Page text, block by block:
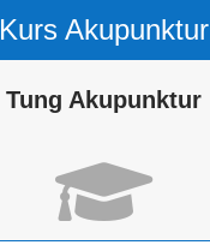
Kurs Akupunktur
Tung Akupunktur
